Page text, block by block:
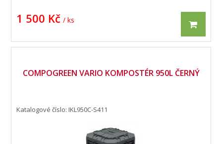
1 500 Kč / ks
COMPOGREEN VARIO KOMPOSTÉR 950L ČERNÝ
Katalogové číslo: IKL950C-S411